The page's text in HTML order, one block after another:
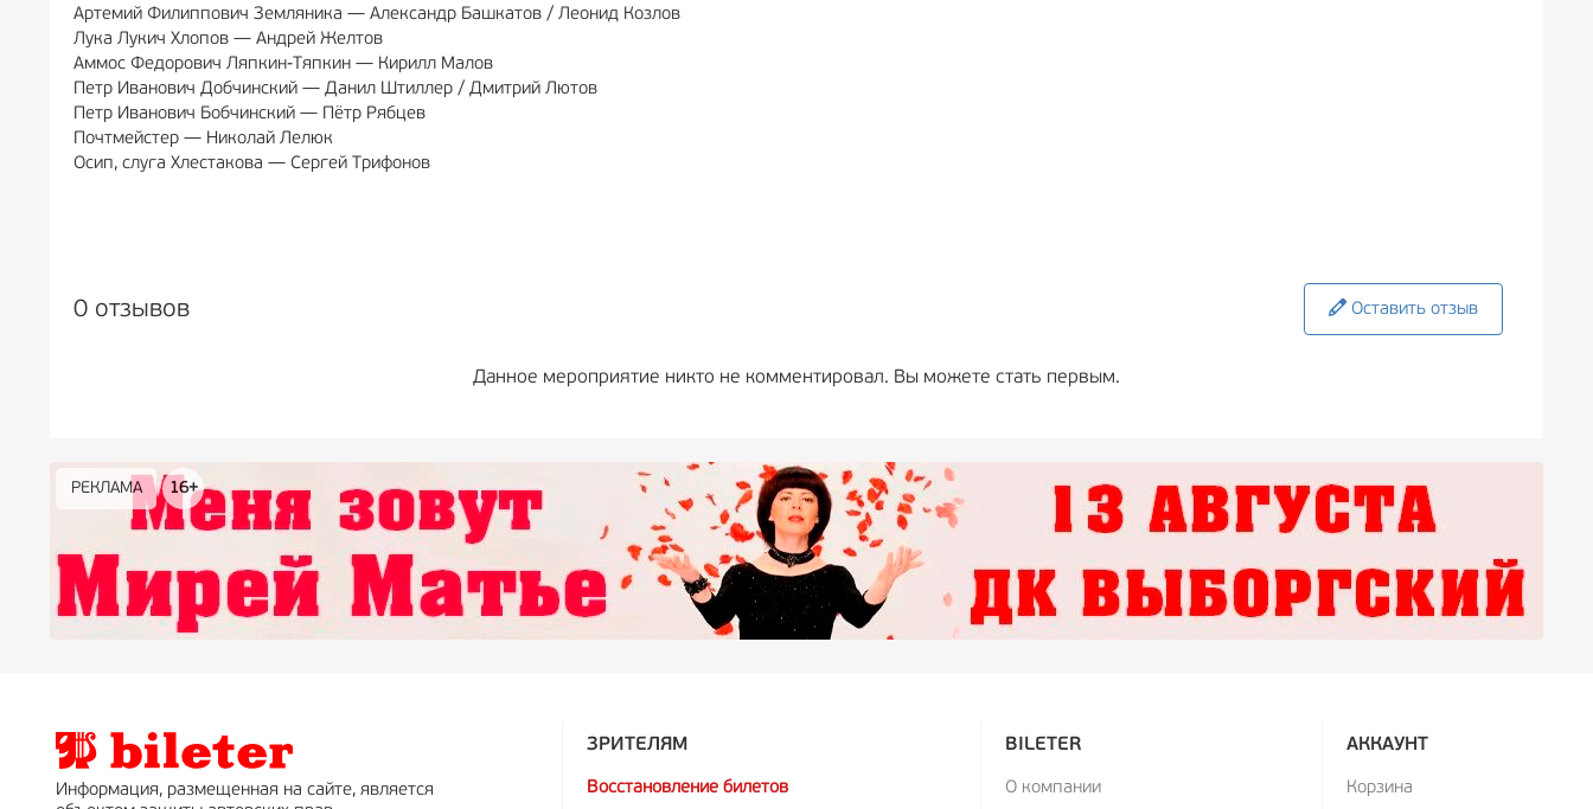
Артемий Филиппович Земляника — Александр Башкатов / Леонид Козлов
Лука Лукич Хлопов — Андрей Желтов
Аммос Федорович Ляпкин-Тяпкин — Кирилл Малов
Петр Иванович Добчинский — Данил Штиллер / Дмитрий Лютов
Петр Иванович Бобчинский — Пётр Рябцев
Почтмейстер — Николай Лелюк
Осип, слуга Хлестакова — Сергей Трифонов
0 отзывов Оставить отзыв
Данное мероприятие никто не комментировал. Вы можете стать первым.
РЕКЛАМА 16+
РЕКЛАМА 16+
РЕКЛАМА 12+
РЕКЛАМА
РЕКЛАМА 0+
РЕКЛАМА 18+
Информация, размещенная на сайте, является
ЗРИТЕЛЯМ
Восстановление билетов
BILETER
О компании
АККАУНТ
Корзина